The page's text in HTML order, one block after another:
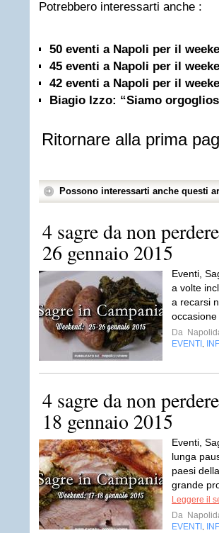
Potrebbero interessarti anche :
50 eventi a Napoli per il
45 eventi a Napoli per il
42 eventi a Napoli per il
Biagio Izzo: “Siamo
Ritornare alla prima
Possono interessarti anche questi
4 sagre da non
26 gennaio 2015
Eventi,
a volte
a recarsi
occasione
Da
EVENTI
4 sagre da non
18 gennaio 2015
Eventi,
lunga
paesi
grande
Leggere il
Da
EVENTI